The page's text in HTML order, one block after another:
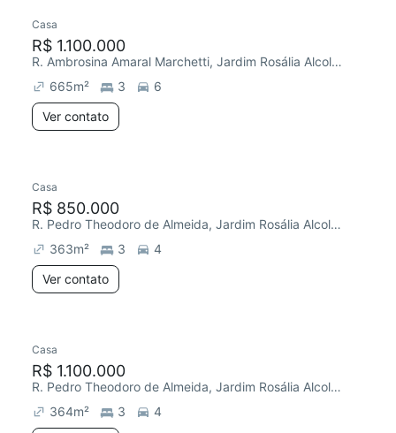
Casa
R$ 1.100.000
R. Ambrosina Amaral Marchetti, Jardim Rosália Alcolea
665m² 3
6
Ver contato
Casa
R$ 850.000
R. Pedro Theodoro de Almeida, Jardim Rosália Alcolea
363m² 3
4
Ver contato
Casa
R$ 1.100.000
R. Pedro Theodoro de Almeida, Jardim Rosália Alcolea
364m² 3
4